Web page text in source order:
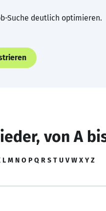
Suche deutlich optimieren.
von A
L M N O P Q R S T U V W X Y Z